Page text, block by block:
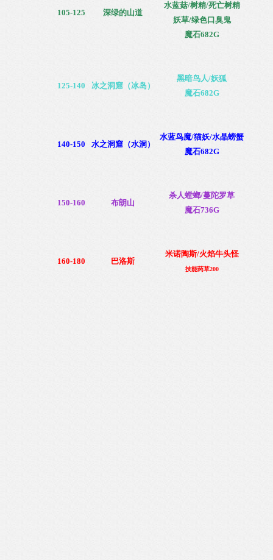
105-125 深绿的山道
水蓝菇/树精/死亡树精
妖草/绿色口臭鬼
魔石682G
125-140 冰之洞窟（冰岛）
黑暗鸟人/妖狐
魔石682G
140-150 水之洞窟（水洞）
水蓝鸟魔/猫妖/水晶螃蟹
魔石682G
150-160 布朗山
杀人螳螂/蔓陀罗草
魔石736G
160-180 巴洛斯
米诺陶斯/火焰牛头怪
技能药草200